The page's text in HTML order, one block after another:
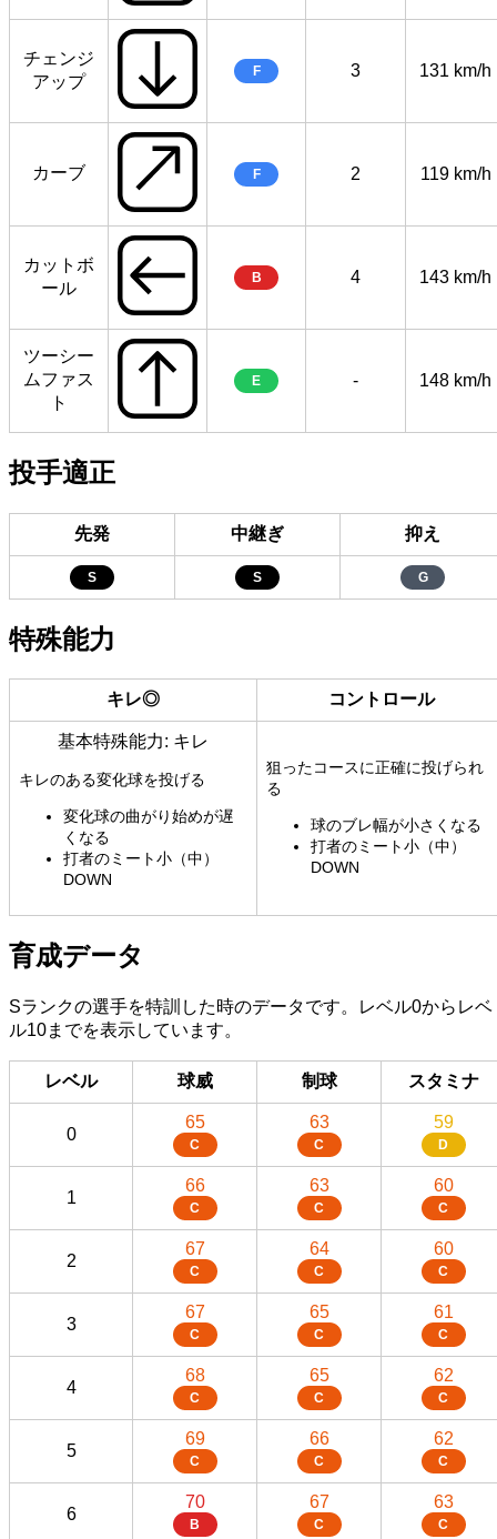
チェンジ
アップ
F 3 131 km/h
カーブ F 2 119 km/h
カットボ
ール
B 4 143 km/h
ツーシー
ムファス
ト
E - 148 km/h
投手適正
先発 中継ぎ 抑え
S S G
特殊能力
キレ◎ コントロール
基本特殊能力: キレ
キレのある変化球を投げる
変化球の曲がり始めが遅
くなる
打者のミート小（中）
DOWN
狙ったコースに正確に投げられ
る
球のブレ幅が小さくなる
打者のミート小（中）
DOWN
育成データ
Sランクの選手を特訓した時のデータです。レベル0からレベ
ル10までを表示しています。
レベル 球威 制球 スタミナ
0
65
C
63
C
59
D
1
66
C
63
C
60
C
2
67
C
64
C
60
C
3
67
C
65
C
61
C
4
68
C
65
C
62
C
5
69
C
66
C
62
C
6
70
B
67
C
63
C